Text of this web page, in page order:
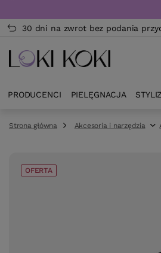
30 dni na zwrot bez podania
PRODUCENCI PIELĘGNACJA
Strona główna Akcesoria i narzędzia
OFERTA